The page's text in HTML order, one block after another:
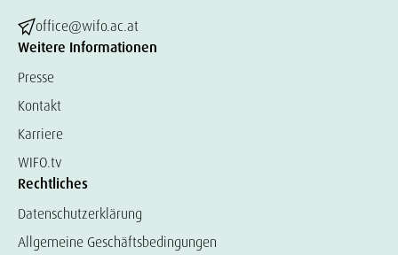
office@wifo.ac.at
Weitere Informationen
Presse
Kontakt
Karriere
WIFO.tv
Rechtliches
Datenschutzerklärung
Allgemeine Geschäftsbedingungen